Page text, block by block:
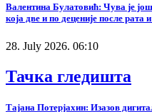
Валентина Булатовић: Чува је
која две и по деценије после рата
28. July 2026. 06:10
Тачка гледишта
Тајана Потерјахин: Изазов